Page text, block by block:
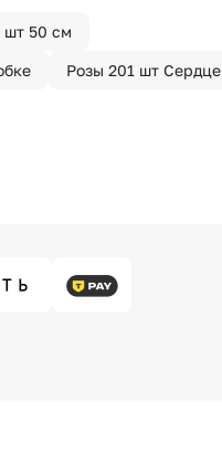
шт 50 см
Розы 201 шт Сердце